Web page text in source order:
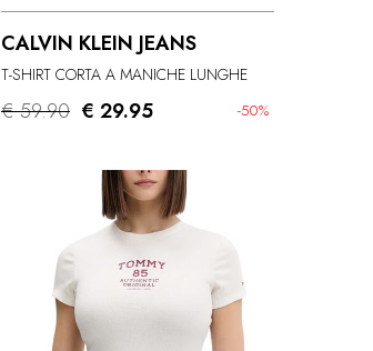
CALVIN KLEIN JEANS
T-SHIRT CORTA A MANICHE LUNGHE
€ 59.90 -50%
€ 29.95